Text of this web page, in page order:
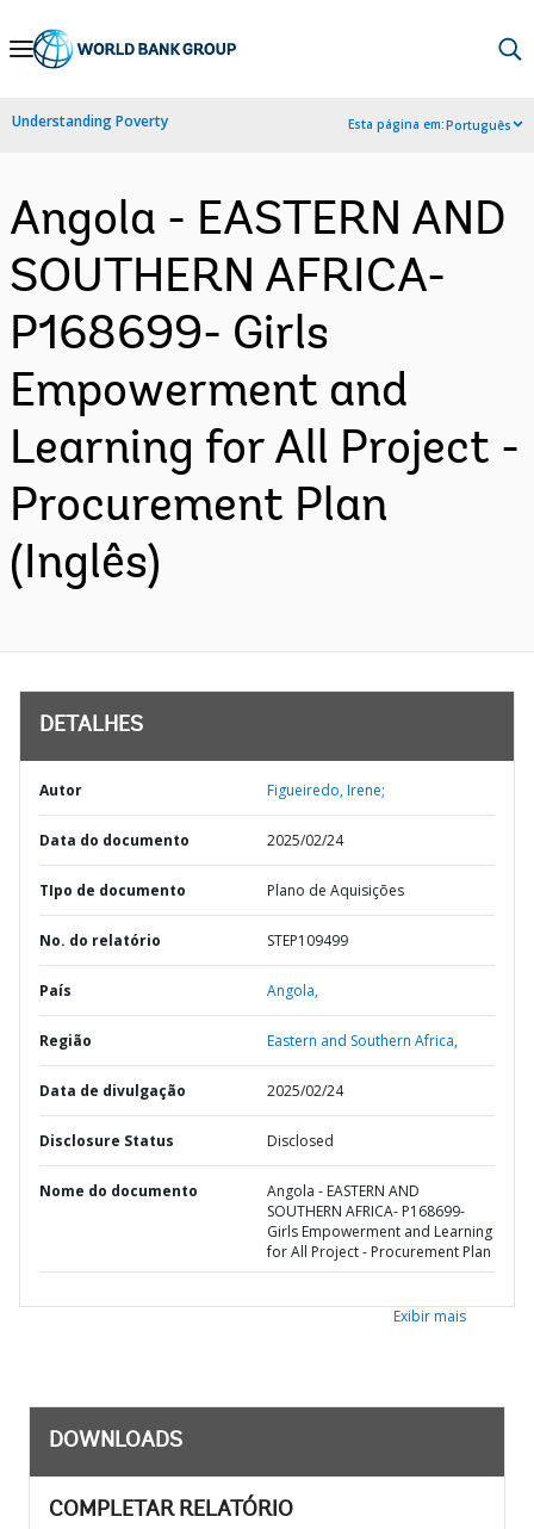
Skip
Navigation
Understanding Poverty Esta página em:Português
Angola - EASTERN AND
SOUTHERN AFRICA-
P168699- Girls
Empowerment and
Learning for All Project -
Procurement Plan
(Inglês)
DETALHES
Autor Figueiredo, Irene;
Data do documento 2025/02/24
TIpo de documento Plano de Aquisições
No. do relatório STEP109499
País Angola,
Região Eastern and Southern Africa,
Data de divulgação 2025/02/24
Disclosure Status Disclosed
Nome do documento
Angola - EASTERN AND
SOUTHERN AFRICA- P168699-
Girls Empowerment and Learning
for All Project - Procurement Plan
Exibir mais
DOWNLOADS
COMPLETAR RELATÓRIO